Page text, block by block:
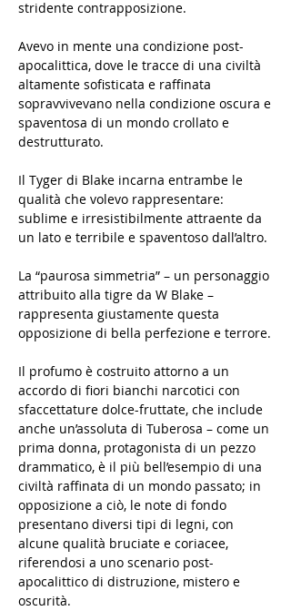
stridente contrapposizione.
Avevo in mente una condizione post-
apocalittica, dove le tracce di una civiltà
altamente sofisticata e raffinata
sopravvivevano nella condizione oscura e
spaventosa di un mondo crollato e
destrutturato.
Il Tyger di Blake incarna entrambe le
qualità che volevo rappresentare:
sublime e irresistibilmente attraente da
un lato e terribile e spaventoso dall’altro.
La “paurosa simmetria” – un personaggio
attribuito alla tigre da W Blake –
rappresenta giustamente questa
opposizione di bella perfezione e terrore.
Il profumo è costruito attorno a un
accordo di fiori bianchi narcotici con
sfaccettature dolce-fruttate, che include
anche un’assoluta di Tuberosa – come un
prima donna, protagonista di un pezzo
drammatico, è il più bell’esempio di una
civiltà raffinata di un mondo passato; in
opposizione a ciò, le note di fondo
presentano diversi tipi di legni, con
alcune qualità bruciate e coriacee,
riferendosi a uno scenario post-
apocalittico di distruzione, mistero e
oscurità.